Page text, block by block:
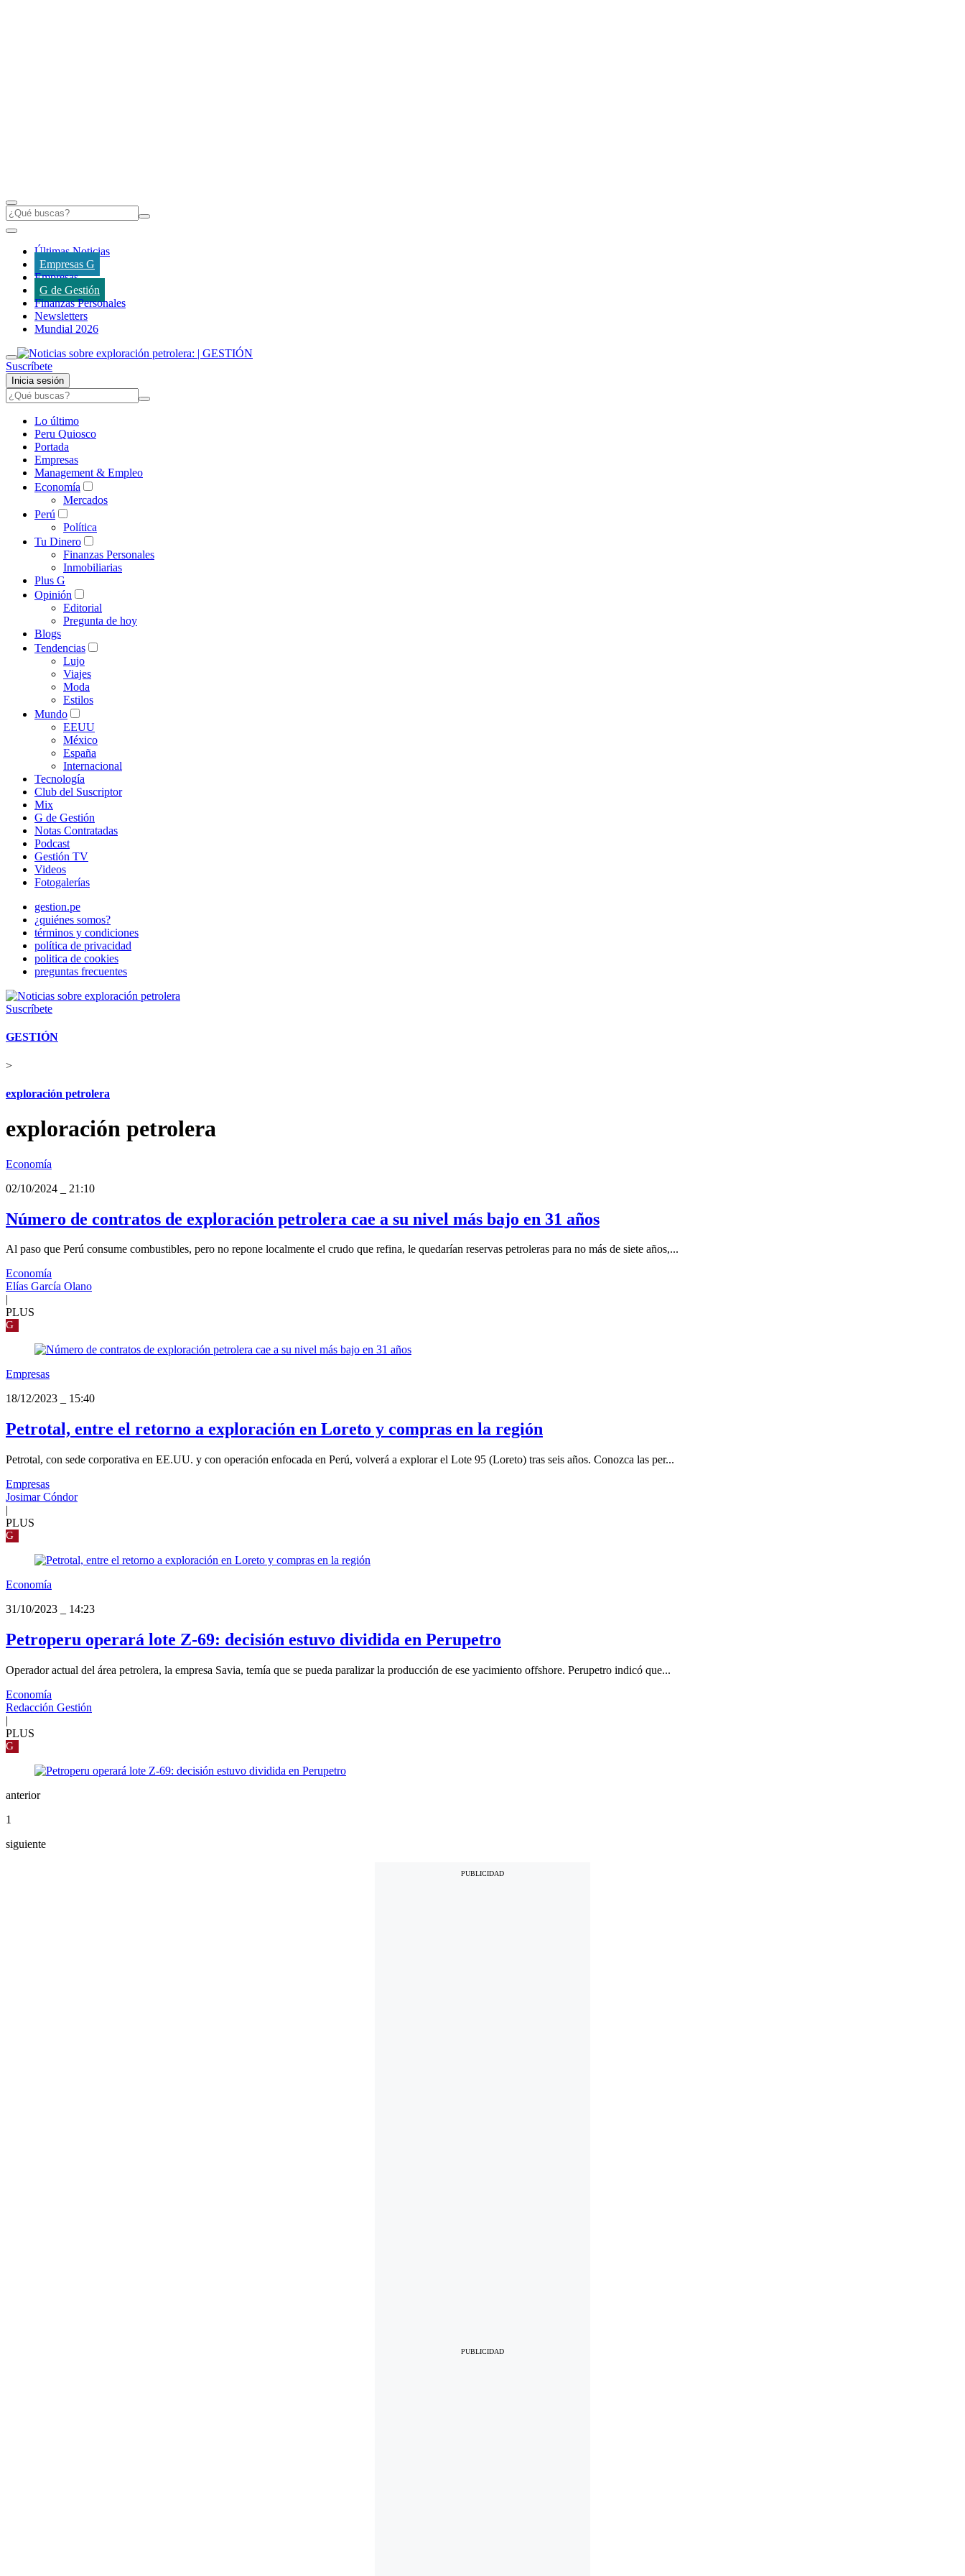
Últimas Noticias
Empresas G
Empresas
G de Gestión
Finanzas Personales
Newsletters
Mundial 2026
Suscríbete
Inicia sesión
Lo último
Peru Quiosco
Portada
Empresas
Management & Empleo
Economía
Mercados
Perú
Política
Tu Dinero
Finanzas Personales
Inmobiliarias
Plus G
Opinión
Editorial
Pregunta de hoy
Blogs
Tendencias
Lujo
Viajes
Moda
Estilos
Mundo
EEUU
México
España
Internacional
Tecnología
Club del Suscriptor
Mix
G de Gestión
Notas Contratadas
Podcast
Gestión TV
Videos
Fotogalerías
gestion.pe
¿quiénes somos?
términos y condiciones
política de privacidad
politica de cookies
preguntas frecuentes
Suscríbete
GESTIÓN
>
exploración petrolera
exploración petrolera
Economía
02/10/2024
21:10
Número de contratos de exploración petrolera cae a su nivel más bajo en 31 años
Al paso que Perú consume combustibles, pero no repone localmente el crudo que refina, le quedarían reservas petroleras para no más de siete años,...
Economía
Elías García Olano
PLUS
G
Empresas
18/12/2023
15:40
Petrotal, entre el retorno a exploración en Loreto y compras en la región
Petrotal, con sede corporativa en EE.UU. y con operación enfocada en Perú, volverá a explorar el Lote 95 (Loreto) tras seis años. Conozca las per...
Empresas
Josimar Cóndor
|
PLUS
G
Economía
31/10/2023
14:23
Petroperu operará lote Z-69: decisión estuvo dividida en Perupetro
Operador actual del área petrolera, la empresa Savia, temía que se pueda paralizar la producción de ese yacimiento offshore. Perupetro indicó que...
Economía
Redacción Gestión
|
PLUS
G
anterior
1
siguiente